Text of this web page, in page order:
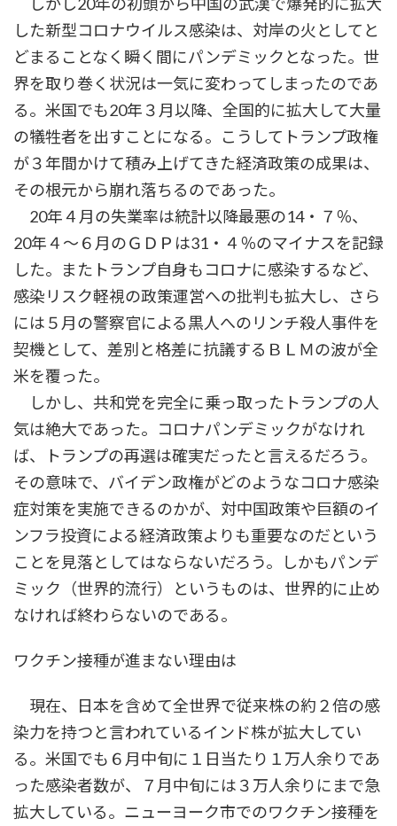
した新型コロナウイルス感染は、対岸の火としてと
どまることなく瞬く間にパンデミックとなった。世
界を取り巻く状況は一気に変わってしまったのであ
る。米国でも20年３月以降、全国的に拡大して大量
の犠牲者を出すことになる。こうしてトランプ政権
が３年間かけて積み上げてきた経済政策の成果は、
その根元から崩れ落ちるのであった。
20年４月の失業率は統計以降最悪の14・７％、
20年４～６月のＧＤＰは31・４％のマイナスを記録
した。またトランプ自身もコロナに感染するなど、
感染リスク軽視の政策運営への批判も拡大し、さら
には５月の警察官による黒人へのリンチ殺人事件を
契機として、差別と格差に抗議するＢＬＭの波が全
米を覆った。
しかし、共和党を完全に乗っ取ったトランプの人
気は絶大であった。コロナパンデミックがなけれ
ば、トランプの再選は確実だったと言えるだろう。
その意味で、バイデン政権がどのようなコロナ感染
症対策を実施できるのかが、対中国政策や巨額のイ
ンフラ投資による経済政策よりも重要なのだという
ことを見落としてはならないだろう。しかもパンデ
ミック（世界的流行）というものは、世界的に止め
なければ終わらないのである。
ワクチン接種が進まない理由は
現在、日本を含めて全世界で従来株の約２倍の感
染力を持つと言われているインド株が拡大してい
る。米国でも６月中旬に１日当たり１万人余りであ
った感染者数が、７月中旬には３万人余りにまで急
拡大している。ニューヨーク市でのワクチン接種を